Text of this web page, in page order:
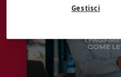
Gestisci